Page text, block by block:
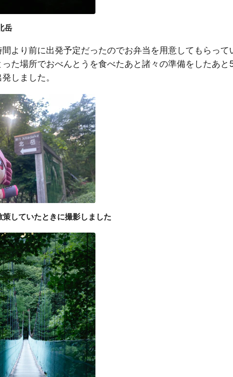
岳
より前に出発予定だったのでお弁当を用意してもらって
った場所でおべんとうを食べたあと諸々の準備をしたあ
しました。
していたときに撮影しました